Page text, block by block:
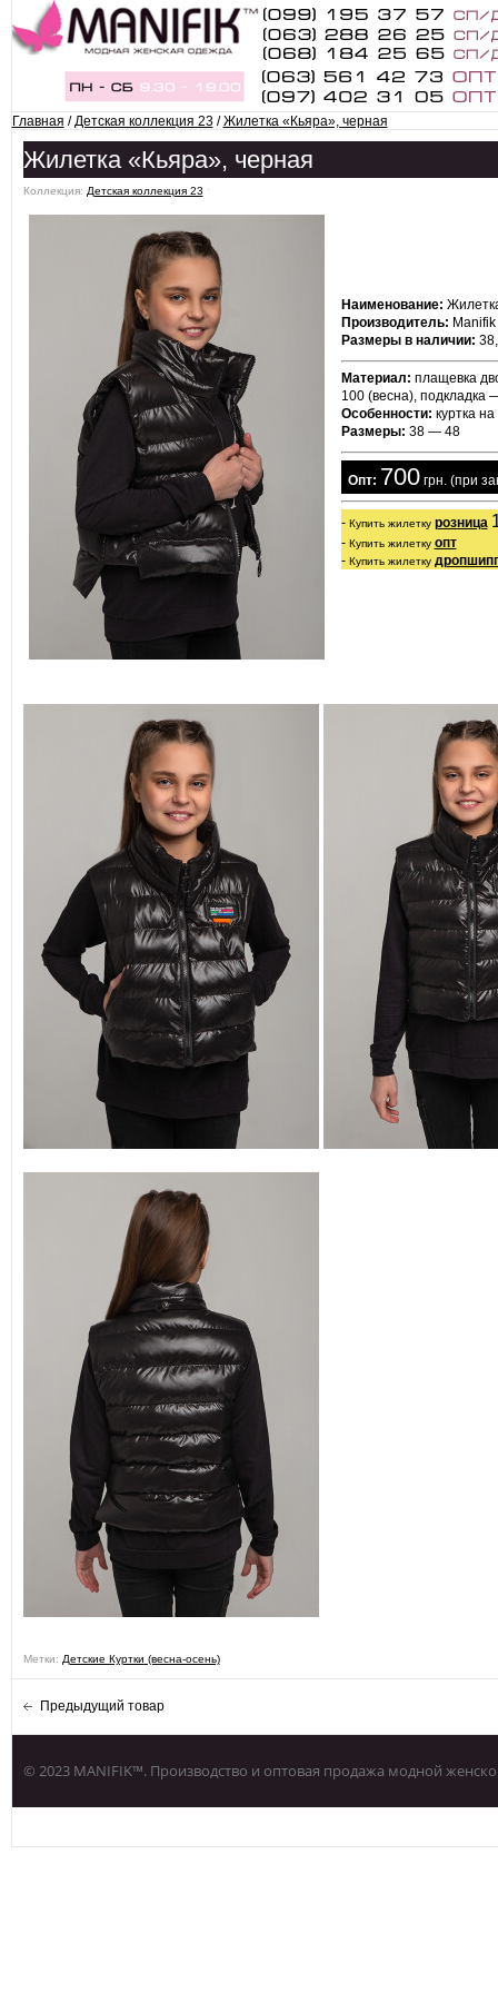
Главная /Детская коллекция 23/Жилетка «Кьяра», черная
Жилетка «Кьяра», черная
Коллекция: Детская коллекция 23 ˑ
Наименование:
Производитель: Manifik
Размеры в наличии:
Материал: плащевка
100 (весна), подкладка
Особенности: куртка
Размеры: 38 — 48
  Опт:
700 грн. (при
- Купить жилетку розница
- Купить жилетку опт
- Купить жилетку
Метки: Детские Куртки (весна-осень)
Предыдущий товар
© 2023 MANIFIK™. Производство и оптовая продажа модной